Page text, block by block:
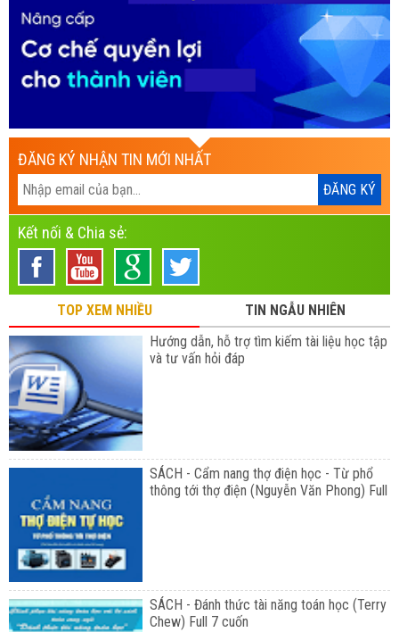
ĐĂNG KÝ NHẬN TIN MỚI NHẤT
Kết nối & Chia sẻ:
TOP XEM NHIỀU
TIN NGẪU NHIÊN
Hướng dẫn, hỗ trợ tìm kiếm tài liệu học tập
và tư vấn hỏi đáp
SÁCH - Cẩm nang thợ điện học - Từ phổ
thông tới thợ điện (Nguyễn Văn Phong) Full
SÁCH - Đánh thức tài năng toán học (Terry
Chew) Full 7 cuốn